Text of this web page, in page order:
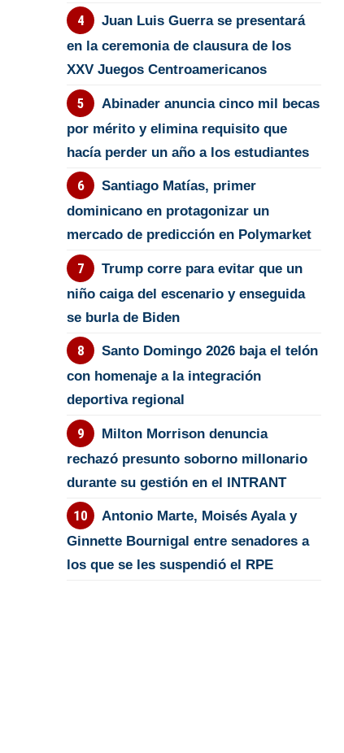
Juan Luis Guerra se presentará
en la ceremonia de clausura de los
XXV Juegos Centroamericanos
Abinader anuncia cinco mil becas
por mérito y elimina requisito que
hacía perder un año a los estudiantes
Santiago Matías, primer
dominicano en protagonizar un
mercado de predicción en Polymarket
Trump corre para evitar que un
niño caiga del escenario y enseguida
se burla de Biden
Santo Domingo 2026 baja el telón
con homenaje a la integración
deportiva regional
Milton Morrison denuncia
rechazó presunto soborno millonario
durante su gestión en el INTRANT
Antonio Marte, Moisés Ayala y
Ginnette Bournigal entre senadores a
los que se les suspendió el RPE